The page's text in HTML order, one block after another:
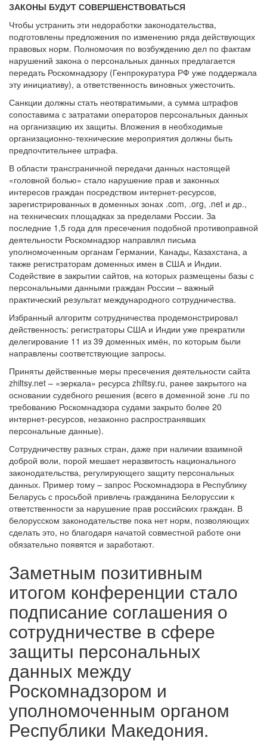
ЗАКОНЫ БУДУТ СОВЕРШЕНСТВОВАТЬСЯ
Чтобы устранить эти недоработки законодательства,
подготовлены предложения по изменению ряда действующих
правовых норм. Полномочия по возбуждению дел по фактам
нарушений закона о персональных данных предлагается
передать Роскомнадзору (Генпрокуратура РФ уже поддержала
эту инициативу), а ответственность виновных ужесточить.
Санкции должны стать неотвратимыми, а сумма штрафов
сопоставима с затратами операторов персональных данных
на организацию их защиты. Вложения в необходимые
организационно-технические мероприятия должны быть
предпочтительнее штрафа.
В области трансграничной передачи данных настоящей
«головной болью» стало нарушение прав и законных
интересов граждан посредством интернет-ресурсов,
зарегистрированных в доменных зонах .com, .org, .net и др.,
на технических площадках за пределами России. За
последние 1,5 года для пресечения подобной противоправной
деятельности Роскомнадзор направлял письма
уполномоченным органам Германии, Канады, Казахстана, а
также регистраторам доменных имен в США и Индии.
Содействие в закрытии сайтов, на которых размещены базы с
персональными данными граждан России – важный
практический результат международного сотрудничества.
Избранный алгоритм сотрудничества продемонстрировал
действенность: регистраторы США и Индии уже прекратили
делегирование 11 из 39 доменных имён, по которым были
направлены соответствующие запросы.
Приняты действенные меры пресечения деятельности сайта
zhiltsy.net – «зеркала» ресурса zhiltsy.ru, ранее закрытого на
основании судебного решения (всего в доменной зоне .ru по
требованию Роскомнадзора судами закрыто более 20
интернет-ресурсов, незаконно распространявших
персональные данные).
Сотрудничеству разных стран, даже при наличии взаимной
доброй воли, порой мешает неразвитость национального
законодательства, регулирующего защиту персональных
данных. Пример тому – запрос Роскомнадзора в Республику
Беларусь с просьбой привлечь гражданина Белоруссии к
ответственности за нарушение прав российских граждан. В
белорусском законодательстве пока нет норм, позволяющих
сделать это, но благодаря начатой совместной работе они
обязательно появятся и заработают.
Заметным позитивным
итогом конференции стало
подписание соглашения о
сотрудничестве в сфере
защиты персональных
данных между
Роскомнадзором и
уполномоченным органом
Республики Македония.